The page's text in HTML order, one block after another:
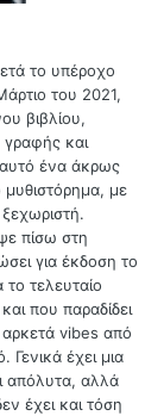
το υπέροχο
του 2021,
βιβλίου,
γραφής και
ένα άκρως
με
πίσω στη
για έκδοση το
το τελευταίο
που παραδίδει
αρκετά vibes από
Γενικά έχει μια
απόλυτα, αλλά
έχει και τόση